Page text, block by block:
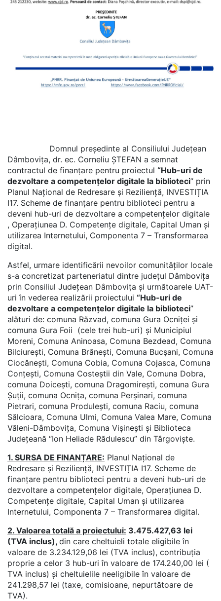
Domnul președinte al Consiliului Județean
Dâmbovița, dr. ec. Corneliu ȘTEFAN a semnat
contractul de finanțare pentru proiectul “Hub-uri de
dezvoltare a competențelor digitale la biblioteci” prin
Planul Național de Redresare și Reziliență, INVESTIȚIA
I17. Scheme de finanțare pentru biblioteci pentru a
deveni hub-uri de dezvoltare a competențelor digitale
, Operațiunea D. Competențe digitale, Capital Uman și
utilizarea Internetului, Componenta 7 – Transformarea
digital.
Astfel, urmare identificării nevoilor comunităților locale
s-a concretizat parteneriatul dintre județul Dâmbovița
prin Consiliul Județean Dâmbovița și următoarele UAT-
uri în vederea realizării proiectului “Hub-uri de
dezvoltare a competențelor digitale la biblioteci”
alături de: comuna Răzvad, comuna Gura Ocniței și
comuna Gura Foii (cele trei hub-uri) și Municipiul
Moreni, Comuna Aninoasa, Comuna Bezdead, Comuna
Bilciurești, Comuna Brănești, Comuna Bucșani, Comuna
Ciocănești, Comuna Cobia, Comuna Cojasca, Comuna
Conțești, Comuna Costeștii din Vale, Comuna Dobra,
comuna Doicești, comuna Dragomirești, comuna Gura
Șuții, comuna Ocnița, comuna Perșinari, comuna
Pietrari, comuna Produlești, comuna Raciu, comuna
Sălcioara, Comuna Ulmi, Comuna Valea Mare, Comuna
Văleni-Dâmbovița, Comuna Vișinești și Biblioteca
Județeană “Ion Heliade Rădulescu” din Târgoviște.
1. SURSA DE FINANȚARE: Planul Național de
Redresare și Reziliență, INVESTIȚIA I17. Scheme de
finanțare pentru biblioteci pentru a deveni hub-uri de
dezvoltare a competențelor digitale, Operațiunea D.
Competențe digitale, Capital Uman și utilizarea
Internetului, Componenta 7 – Transformarea digital.
2. Valoarea totală a proiectului: 3.475.427,63 lei
(TVA inclus), din care cheltuieli totale eligibile în
valoare de 3.234.129,06 lei (TVA inclus), contribuția
proprie a celor 3 hub-uri în valoare de 174.240,00 lei (
TVA inclus) și cheltuielile neeligibile în valoare de
241.298,57 lei (taxe, comisioane, nepurtătoare de
TVA).